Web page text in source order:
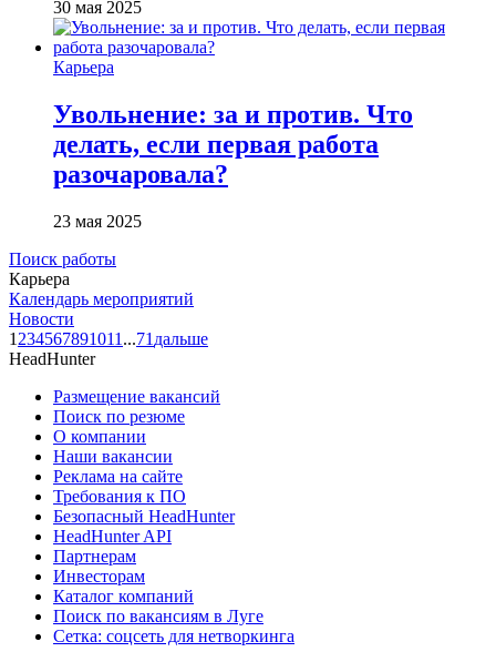
30 мая 2025
Карьера
Увольнение: за и против. Что
делать, если первая работа
разочаровала?
23 мая 2025
Поиск работы
Карьера
Календарь мероприятий
Новости
1 234567891011 ...71 дальше
HeadHunter
Размещение вакансий
Поиск по резюме
О компании
Наши вакансии
Реклама на сайте
Требования к ПО
Безопасный HeadHunter
HeadHunter API
Партнерам
Инвесторам
Каталог компаний
Поиск по вакансиям в Луге
Сетка: соцсеть для нетворкинга